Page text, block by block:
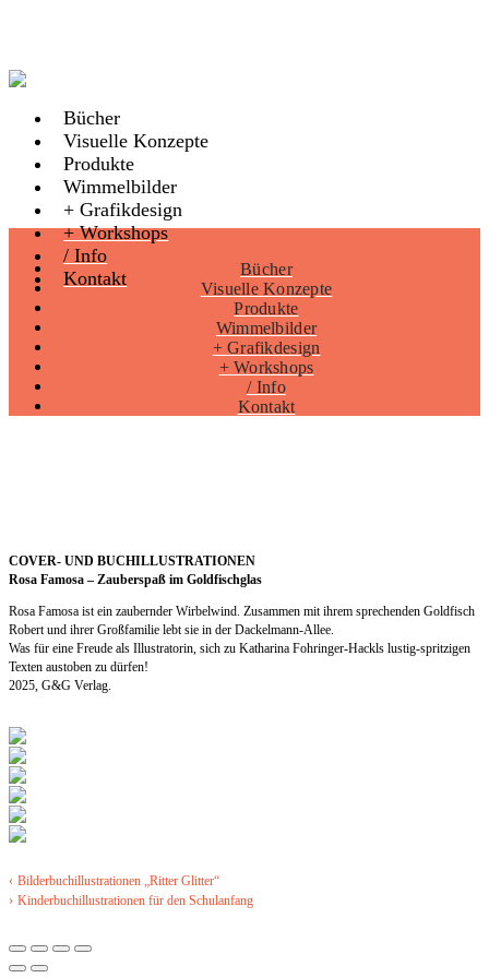
Bücher
Visuelle Konzepte
Produkte
Wimmelbilder
+ Grafikdesign
+ Workshops
/ Info
Kontakt
Bücher
Visuelle Konzepte
Produkte
Wimmelbilder
+ Grafikdesign
+ Workshops
/ Info
Kontakt
COVER- UND BUCHILLUSTRATIONEN
Rosa Famosa – Zauberspaß im Goldfischglas
Rosa Famosa ist ein zaubernder Wirbelwind. Zusammen mit ihrem sprechenden Goldfisch
Robert und ihrer Großfamilie lebt sie in der Dackelmann-Allee.
Was für eine Freude als Illustratorin, sich zu Katharina Fohringer-Hackls lustig-spritzigen
Texten austoben zu dürfen!
2025, G&G Verlag.
‹ Bilderbuchillustrationen „Ritter Glitter“
› Kinderbuchillustrationen für den Schulanfang